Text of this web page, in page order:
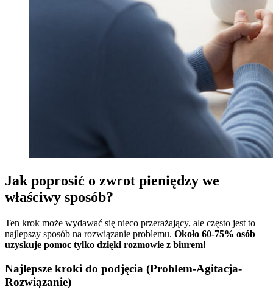
Jak poprosić o zwrot pieniędzy we
właściwy sposób?
Ten krok może wydawać się nieco przerażający, ale często jest to
najlepszy sposób na rozwiązanie problemu. Około 60-75% osób
uzyskuje pomoc tylko dzięki rozmowie z biurem!
Najlepsze kroki do podjęcia (Problem-Agitacja-
Rozwiązanie)